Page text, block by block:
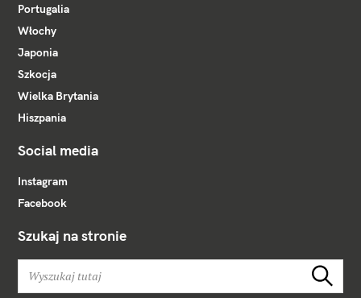
Portugalia
Włochy
Japonia
Szkocja
Wielka Brytania
Hiszpania
Social media
Instagram
Facebook
Szukaj na stronie
Szukaj